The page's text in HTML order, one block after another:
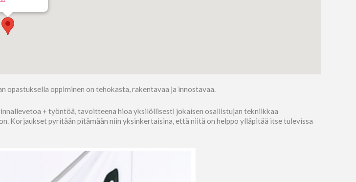
oppiminen on tehokasta, rakentavaa ja innostavaa.
+ työntöä, tavoitteena hioa yksilöllisesti jokaisen osallistujan tekniikkaa
Korjaukset pyritään pitämään niin yksinkertaisina, että niitä on helppo ylläpitää itse tulevissa